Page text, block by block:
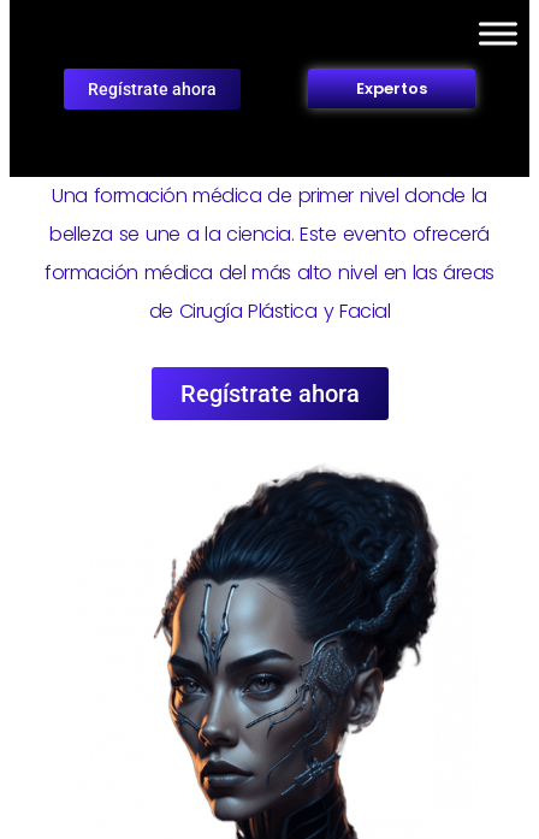
Regístrate ahora Expertos
Una formación médica de primer nivel donde la
belleza se une a la ciencia. Este evento ofrecerá
formación médica del más alto nivel en las áreas
de Cirugía Plástica y Facial
Regístrate ahora